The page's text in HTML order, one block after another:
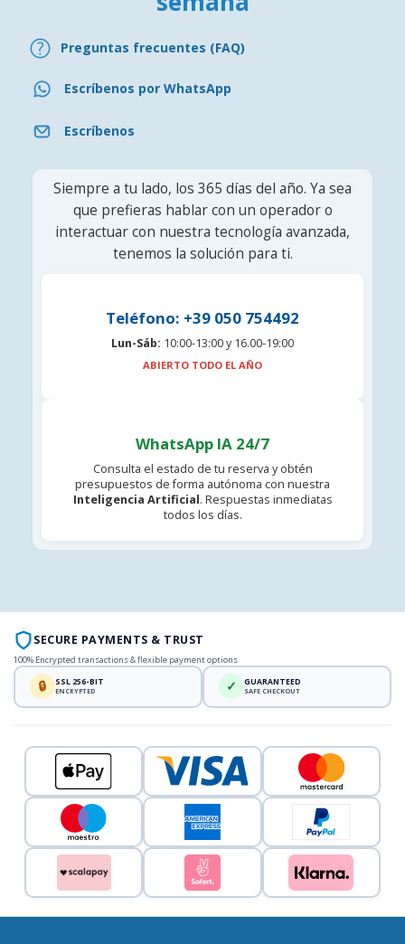
Preguntas frecuentes (FAQ)
Escríbenos por WhatsApp
Escríbenos
Siempre a tu lado, los 365 días del año. Ya sea
que prefieras hablar con un operador o
interactuar con nuestra tecnología avanzada,
tenemos la solución para ti.
Teléfono: +39 050 754492
Lun-Sáb: 10:00-13:00 y 16.00-19:00
ABIERTO TODO EL AÑO
WhatsApp IA 24/7
Consulta el estado de tu reserva y obtén
presupuestos de forma autónoma con nuestra
Inteligencia Artificial. Respuestas inmediatas
todos los días.
SECURE PAYMENTS & TRUST
100% Encrypted transactions & flexible payment options
🔒 SSL 256-BIT
ENCRYPTED ✓ GUARANTEED
SAFE CHECKOUT